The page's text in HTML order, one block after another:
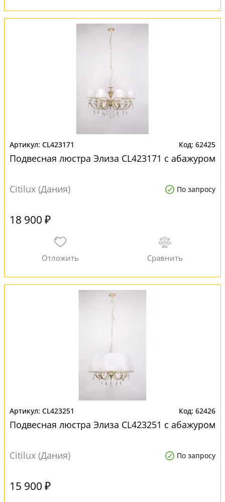
CL423171 62425
Подвесная люстра Элиза CL423171 с абажуром
Citilux (Дания) По запросу
18 900 ₽
CL423251 62426
Подвесная люстра Элиза CL423251 с абажуром
Citilux (Дания) По запросу
15 900 ₽